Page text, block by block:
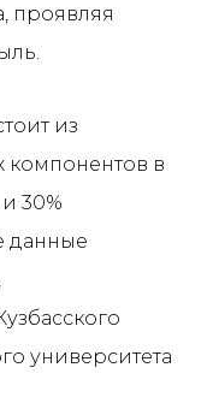
проявляя
из
компонентов в
30%
данные
университета